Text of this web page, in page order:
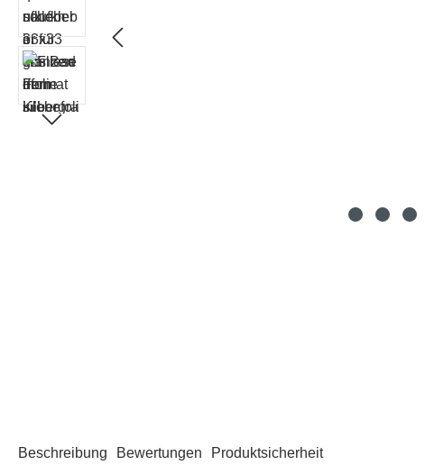
Beschreibung Bewertungen Produktsicherheit